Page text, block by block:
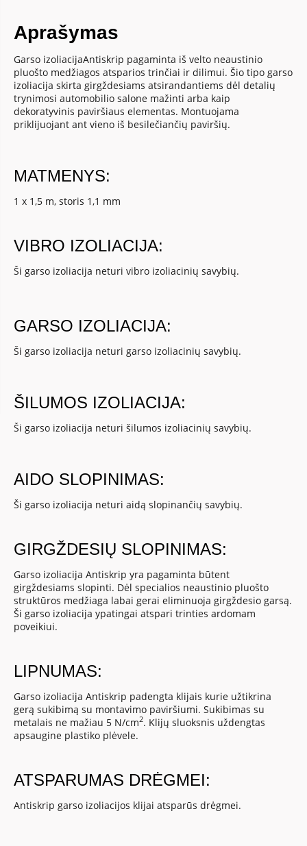
Aprašymas
Garso izoliacijaAntiskrip pagaminta iš velto neaustinio
pluošto medžiagos atsparios trinčiai ir dilimui. Šio tipo garso
izoliacija skirta girgždesiams atsirandantiems dėl detalių
trynimosi automobilio salone mažinti arba kaip
dekoratyvinis paviršiaus elementas. Montuojama
priklijuojant ant vieno iš besilečiančių paviršių.
MATMENYS:
1 x 1,5 m, storis 1,1 mm
VIBRO IZOLIACIJA:
Ši garso izoliacija neturi vibro izoliacinių savybių.
GARSO IZOLIACIJA:
Ši garso izoliacija neturi garso izoliacinių savybių.
ŠILUMOS IZOLIACIJA:
Ši garso izoliacija neturi šilumos izoliacinių savybių.
AIDO SLOPINIMAS:
Ši garso izoliacija neturi aidą slopinančių savybių.
GIRGŽDESIŲ SLOPINIMAS:
Garso izoliacija Antiskrip yra pagaminta būtent
girgždesiams slopinti. Dėl specialios neaustinio pluošto
struktūros medžiaga labai gerai eliminuoja girgždesio garsą.
Ši garso izoliacija ypatingai atspari trinties ardomam
poveikiui.
LIPNUMAS:
Garso izoliacija Antiskrip padengta klijais kurie užtikrina
gerą sukibimą su montavimo paviršiumi. Sukibimas su
metalais ne mažiau 5 N/cm2. Klijų sluoksnis uždengtas
apsaugine plastiko plėvele.
ATSPARUMAS DRĖGMEI:
Antiskrip garso izoliacijos klijai atsparūs drėgmei.